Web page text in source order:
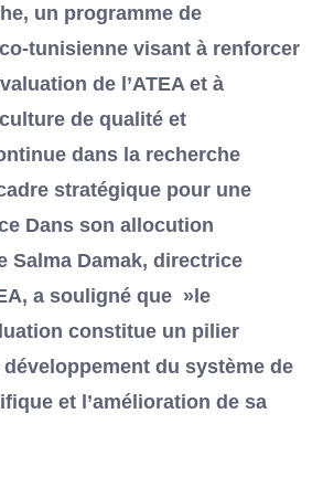
un programme de
tunisienne visant à renforcer
de l’ATEA et à
de qualité et
dans la recherche
stratégique pour une
Dans son allocution
Salma Damak, directrice
a souligné que »le
constitue un pilier
du système de
et l’amélioration de sa